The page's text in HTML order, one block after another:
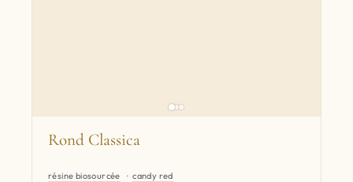
Rond Classica
résine biosourcée candy red